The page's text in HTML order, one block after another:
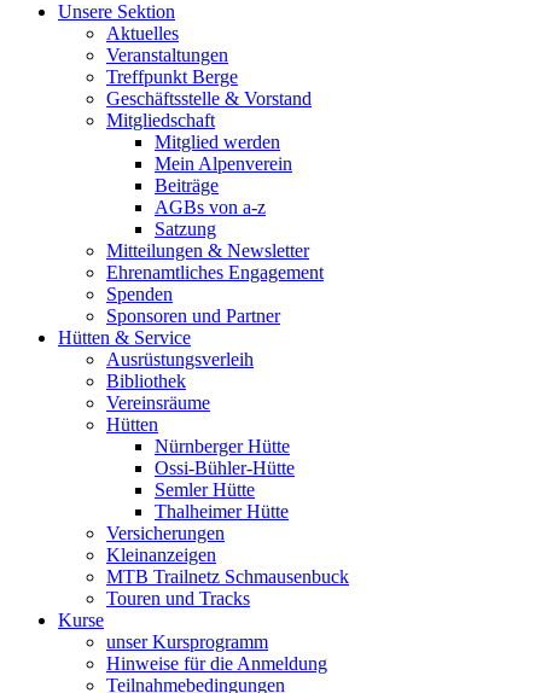
Unsere Sektion
Aktuelles
Veranstaltungen
Treffpunkt Berge
Geschäftsstelle & Vorstand
Mitgliedschaft
Mitglied werden
Mein Alpenverein
Beiträge
AGBs von a-z
Satzung
Mitteilungen & Newsletter
Ehrenamtliches Engagement
Spenden
Sponsoren und Partner
Hütten & Service
Ausrüstungsverleih
Bibliothek
Vereinsräume
Hütten
Nürnberger Hütte
Ossi-Bühler-Hütte
Semler Hütte
Thalheimer Hütte
Versicherungen
Kleinanzeigen
MTB Trailnetz Schmausenbuck
Touren und Tracks
Kurse
unser Kursprogramm
Hinweise für die Anmeldung
Teilnahmebedingungen